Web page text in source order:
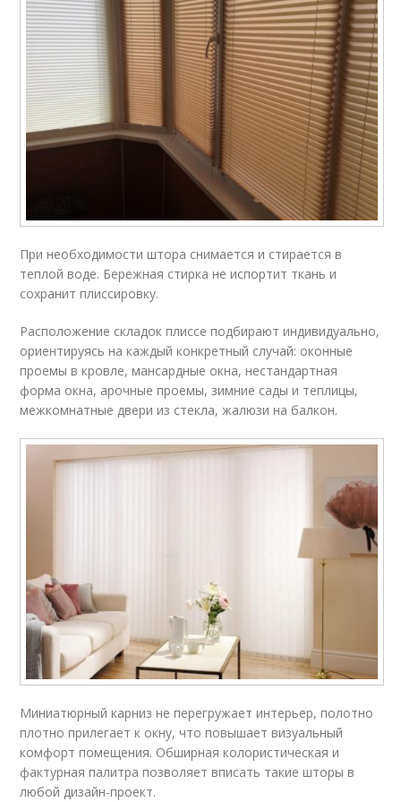
При необходимости штора снимается и стирается в
теплой воде. Бережная стирка не испортит ткань и
сохранит плиссировку.
Расположение складок плиссе подбирают индивидуально,
ориентируясь на каждый конкретный случай: оконные
проемы в кровле, мансардные окна, нестандартная
форма окна, арочные проемы, зимние сады и теплицы,
межкомнатные двери из стекла, жалюзи на балкон.
Миниатюрный карниз не перегружает интерьер, полотно
плотно прилегает к окну, что повышает визуальный
комфорт помещения. Обширная колористическая и
фактурная палитра позволяет вписать такие шторы в
любой дизайн-проект.